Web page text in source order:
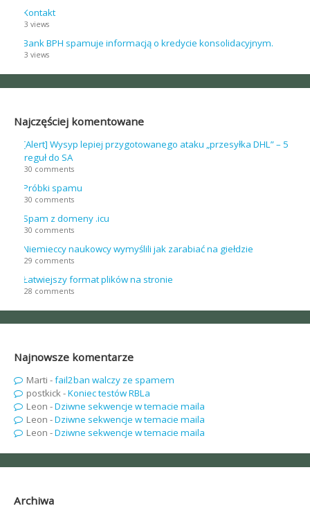
Kontakt
3 views
Bank BPH spamuje informacją o kredycie konsolidacyjnym.
3 views
Najczęściej komentowane
[Alert] Wysyp lepiej przygotowanego ataku „przesyłka DHL” – 5
reguł do SA
30 comments
Próbki spamu
30 comments
Spam z domeny .icu
30 comments
Niemieccy naukowcy wymyślili jak zarabiać na giełdzie
29 comments
Łatwiejszy format plików na stronie
28 comments
Najnowsze komentarze
Marti -fail2ban walczy ze spamem
postkick-Koniec testów RBLa
Leon -Dziwne sekwencje w temacie maila
Leon -Dziwne sekwencje w temacie maila
Leon -Dziwne sekwencje w temacie maila
Archiwa